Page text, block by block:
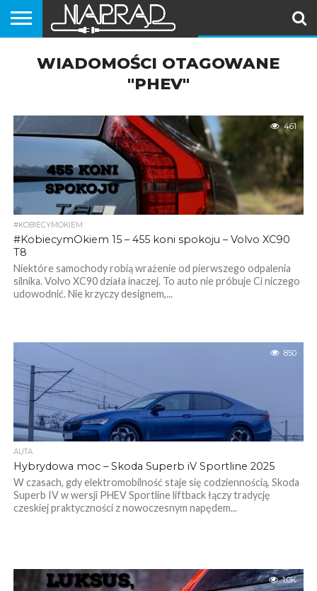
EKIPA
#NAPRĄD
VLOG
SAMOCHODY
MOTOCYKLE
SKUTERY
(MOTOROWERY)
ROWERY
HULAJNOGI
WIADOMOŚCI OTAGOWANE
"PHEV"
461
#KOBIECYMOKIEM
#KobiecymOkiem 15 – 455 koni spokoju – Volvo XC90
T8
Niektóre samochody robią wrażenie od pierwszego odpalenia
silnika. Volvo XC90 działa inaczej. To auto nie próbuje Ci niczego
udowodnić. Nie krzyczy designem,...
850
AUTA
Hybrydowa moc – Skoda Superb iV Sportline 2025
W czasach, gdy elektromobilność staje się codziennością, Skoda
Superb IV w wersji PHEV Sportline liftback łączy tradycję
czeskiej praktyczności z nowoczesnym napędem...
1.0K